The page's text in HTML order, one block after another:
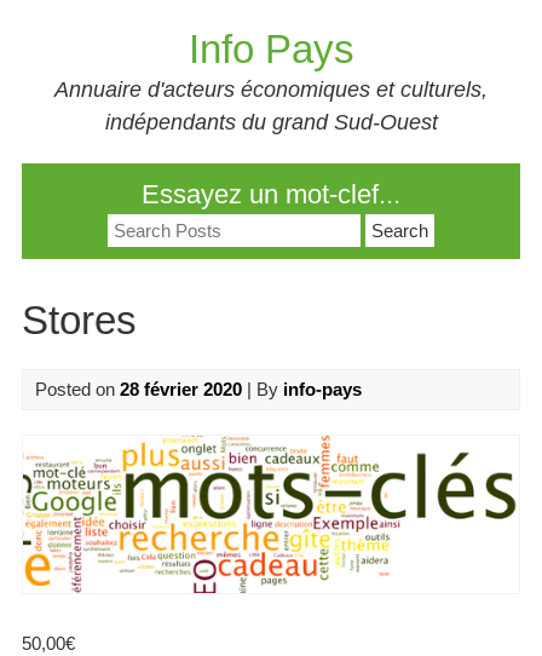
Info Pays
Annuaire d'acteurs économiques et culturels,
indépendants du grand Sud-Ouest
Essayez un mot-clef...
Search
for:
Stores
Posted on 28 février 2020| By info-pays
50,00€